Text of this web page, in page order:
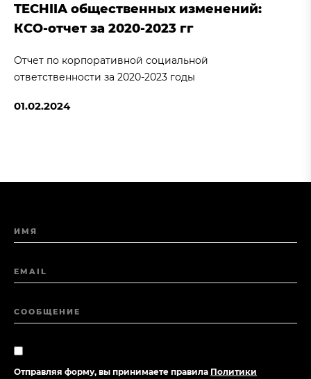
TECHIIA общественных изменений:
КСО-отчет за 2020-2023 гг
Отчет по корпоративной социальной
ответственности за 2020-2023 годы
01.02.2024
ИМЯ
EMAIL
СООБЩЕНИЕ
Отправляя форму, вы принимаете правила Политики